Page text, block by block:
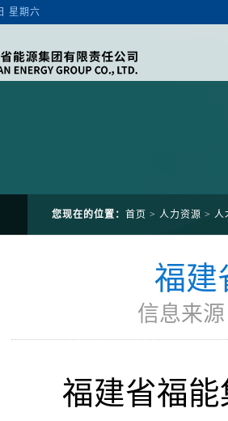
您现在的位置： 首页 > 人力资源 > 人
福建
信息来
福建省福